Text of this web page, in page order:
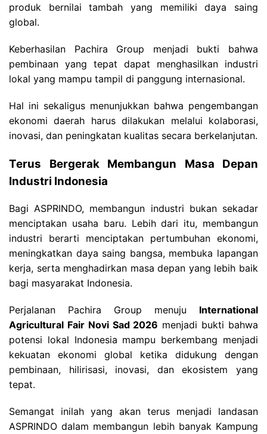
produk bernilai tambah yang memiliki daya saing
global.
Keberhasilan Pachira Group menjadi bukti bahwa
pembinaan yang tepat dapat menghasilkan industri
lokal yang mampu tampil di panggung internasional.
Hal ini sekaligus menunjukkan bahwa pengembangan
ekonomi daerah harus dilakukan melalui kolaborasi,
inovasi, dan peningkatan kualitas secara berkelanjutan.
Terus Bergerak Membangun Masa Depan
Industri Indonesia
Bagi ASPRINDO, membangun industri bukan sekadar
menciptakan usaha baru. Lebih dari itu, membangun
industri berarti menciptakan pertumbuhan ekonomi,
meningkatkan daya saing bangsa, membuka lapangan
kerja, serta menghadirkan masa depan yang lebih baik
bagi masyarakat Indonesia.
Perjalanan Pachira Group menuju International
Agricultural Fair Novi Sad 2026 menjadi bukti bahwa
potensi lokal Indonesia mampu berkembang menjadi
kekuatan ekonomi global ketika didukung dengan
pembinaan, hilirisasi, inovasi, dan ekosistem yang
tepat.
Semangat inilah yang akan terus menjadi landasan
ASPRINDO dalam membangun lebih banyak Kampung